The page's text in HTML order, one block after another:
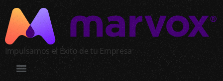
Impulsamos el Éxito de tu Empresa